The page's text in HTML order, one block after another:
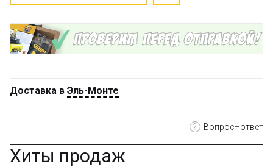
Доставка в Эль-Монте
? Вопрос–ответ
Хиты продаж